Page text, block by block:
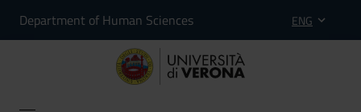
Department of Human Sciences ENG